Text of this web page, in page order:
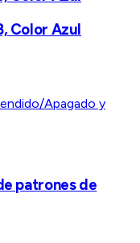
Color Azul
patrones de